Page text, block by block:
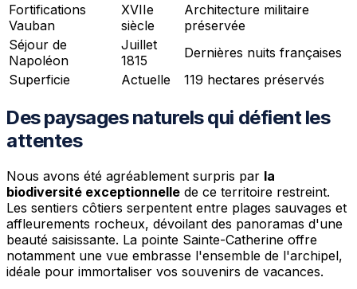
Fortifications
Vauban
XVIIe
siècle
Architecture militaire
préservée
Séjour de
Napoléon
Juillet
1815
Dernières nuits françaises
Superficie
Actuelle 119 hectares préservés
Des paysages naturels qui défient les
attentes
Nous avons été agréablement surpris par la
biodiversité exceptionnelle de ce territoire restreint.
Les sentiers côtiers serpentent entre plages sauvages et
affleurements rocheux, dévoilant des panoramas d'une
beauté saisissante. La pointe Sainte-Catherine offre
notamment une vue embrasse l'ensemble de l'archipel,
idéale pour immortaliser vos souvenirs de vacances.